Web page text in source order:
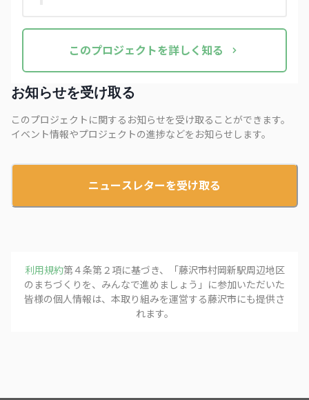
このプロジェクトを詳しく知る
お知らせを受け取る
このプロジェクトに関するお知らせを受け取ることができます。
イベント情報やプロジェクトの進捗などをお知らせします。
ニュースレターを受け取る
利用規約第４条第２項に基づき、「藤沢市村岡新駅周辺地区
のまちづくりを、みんなで進めましょう 」に参加いただいた
皆様の個人情報は、本取り組みを運営する藤沢市にも提供さ
れます。